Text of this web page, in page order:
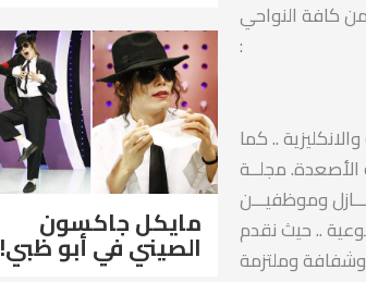
مايكل جاكسون
الصيني في أبو ظبي!
كافة النواحي
:
.. كما
مجلــة
وموظفيـــن
.. حيث نقدم